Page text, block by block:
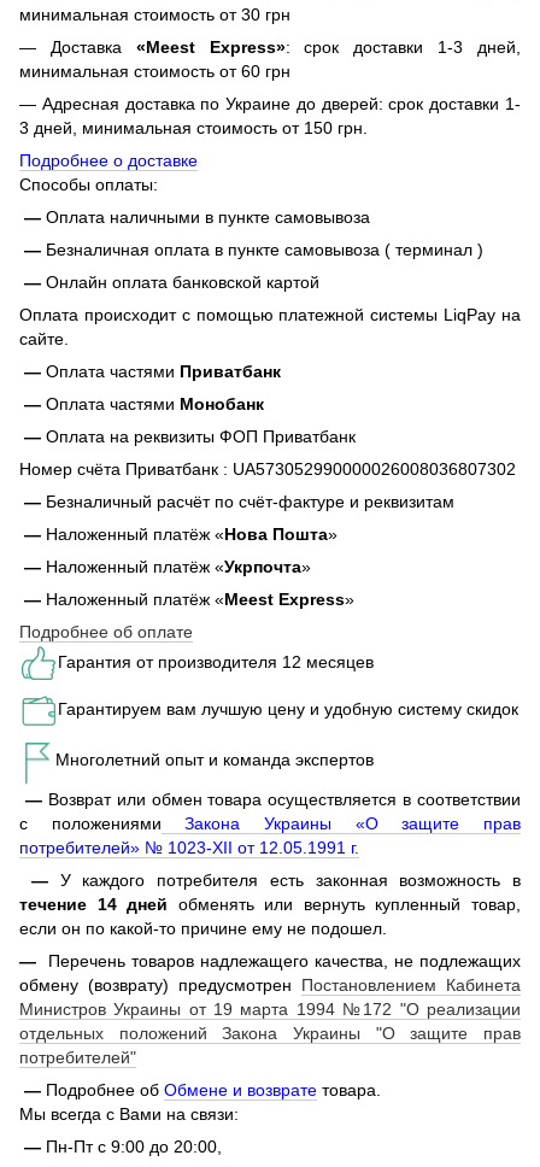
минимальная стоимость от 30 грн
— Доставка «Meest Express»: срок доставки 1-3 дней,
минимальная стоимость от 60 грн
— Адресная доставка по Украине до дверей: срок доставки 1-
3 дней, минимальная стоимость от 150 грн.
Подробнее о доставке
Способы оплаты:
— Оплата наличными в пункте самовывоза
— Безналичная оплата в пункте самовывоза ( терминал )
— Онлайн оплата банковской картой
Оплата происходит с помощью платежной системы LiqPay на
сайте.
— Оплата частями Приватбанк
— Оплата частями Монобанк
— Оплата на реквизиты ФОП Приватбанк
Номер счёта Приватбанк : UA573052990000026008036807302
— Безналичный расчёт по счёт-фактуре и реквизитам
— Наложенный платёж «Нова Пошта»
— Наложенный платёж «Укрпочта»
— Наложенный платёж «Meest Express»
Подробнее об оплате
Гарантия от производителя 12 месяцев
Гарантируем вам лучшую цену и удобную систему скидок
Многолетний опыт и команда экспертов
— Возврат или обмен товара осуществляется в соответствии
с положениями Закона Украины «О защите прав
потребителей» № 1023-XII от 12.05.1991 г.
— У каждого потребителя есть законная возможность в
течение 14 дней обменять или вернуть купленный товар,
если он по какой-то причине ему не подошел.
—
Перечень товаров надлежащего качества, не подлежащих
обмену (возврату) предусмотрен Постановлением Кабинета
Министров Украины от 19 марта 1994 №172 "О реализации
отдельных положений Закона Украины "О защите прав
потребителей"
— Подробнее об Обмене и возврате товара.
Мы всегда с Вами на связи:
— Пн-Пт с 9:00 до 20:00,